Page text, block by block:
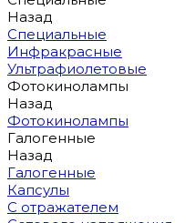
Назад
Специальные
Инфракрасные
Ультрафиолетовые
Фотокинолампы
Назад
Фотокинолампы
Галогенные
Назад
Галогенные
Капсулы
С отражателем